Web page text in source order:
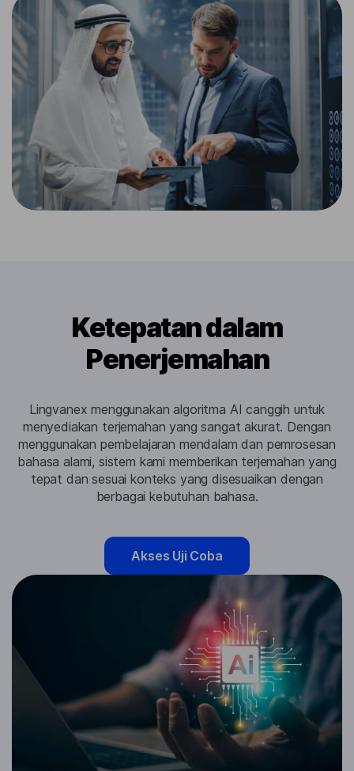
Ketepatan dalam
Penerjemahan
Lingvanex menggunakan algoritma AI canggih untuk
menyediakan terjemahan yang sangat akurat. Dengan
menggunakan pembelajaran mendalam dan pemrosesan
bahasa alami, sistem kami memberikan terjemahan yang
tepat dan sesuai konteks yang disesuaikan dengan
berbagai kebutuhan bahasa.
Akses Uji Coba